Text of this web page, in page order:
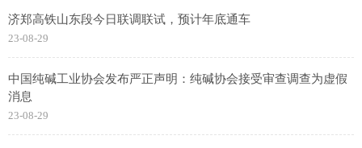
济郑高铁山东段今日联调联试，预计年底通车
23-08-29
中国纯碱工业协会发布严正声明：纯碱协会接受审查调查为虚假
消息
23-08-29